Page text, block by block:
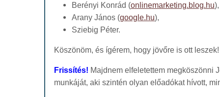
Berényi Konrád (onlinemarketing.blog.hu),
Arany János (google.hu),
Sziebig Péter.
Köszönöm, és ígérem, hogy jövőre is ott
Frissítés! Majdnem elfeletettem megköszönni
munkáját, aki szintén olyan előadókat hívott,